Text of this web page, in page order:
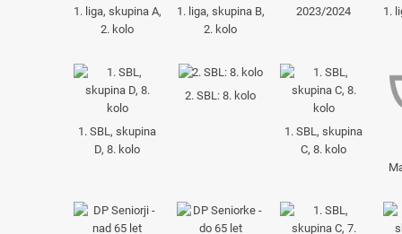
1. liga, skupina A,
2. kolo
1. liga, skupina B,
2. kolo
2023/2024
1.
1. SBL, skupina
D, 8. kolo
2. SBL: 8. kolo
1. SBL, skupina
C, 8. kolo